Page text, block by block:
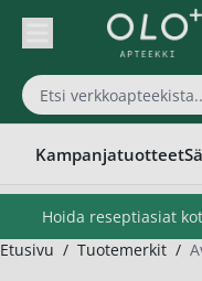
Skip to Content
Kampanjatuotteet
Hoida reseptiasiat
Etusivu / Tuotemerkit /